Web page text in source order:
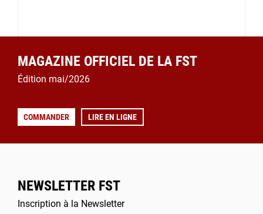
MAGAZINE OFFICIEL DE LA FST
Édition mai/2026
COMMANDER LIRE EN LIGNE
NEWSLETTER FST
Inscription à la Newsletter